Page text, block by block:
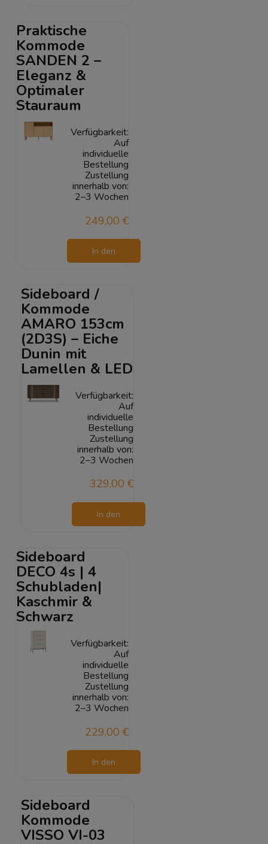
Praktische
Kommode
SANDEN 2 –
Eleganz &
Optimaler
Stauraum
Verfügbarkeit:
Auf
individuelle
Bestellung
Zustellung
innerhalb von:
2–3 Wochen
249,00 €
In den
Sideboard /
Kommode
AMARO 153cm
(2D3S) – Eiche
Dunin mit
Lamellen & LED
Verfügbarkeit:
Auf
individuelle
Bestellung
Zustellung
innerhalb von:
2–3 Wochen
329,00 €
In den
Sideboard
DECO 4s | 4
Schubladen|
Kaschmir &
Schwarz
Verfügbarkeit:
Auf
individuelle
Bestellung
Zustellung
innerhalb von:
2–3 Wochen
229,00 €
In den
Sideboard
Kommode
VISSO VI-03